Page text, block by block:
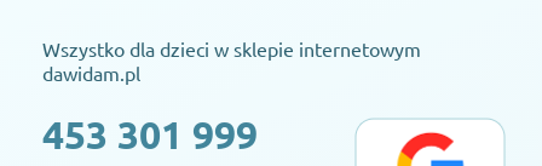
Wszystko dla dzieci w sklepie internetowym
dawidam.pl
453 301 999